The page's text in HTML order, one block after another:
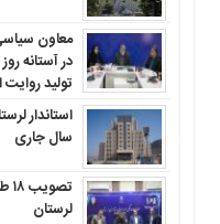
معاون
در آستانه
تولید
استاندار
سال جاری
لرستان